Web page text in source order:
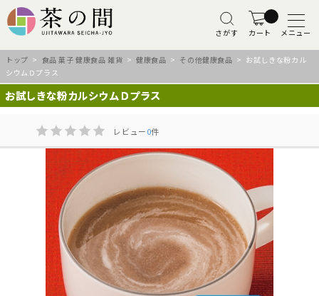
さがす カート メニュー
トップ > 食品 菓子 健康食品 雑貨 >健康食品 > その他健康食品 > お試しきな粉カル
シウムＤプラス
お試しきな粉カルシウムＤプラス
レビュー0件